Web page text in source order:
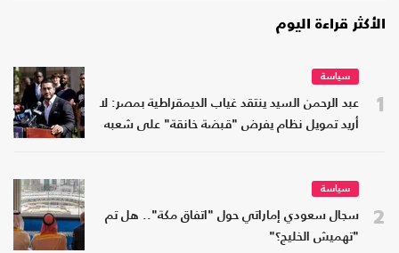
الأكثر قراءة اليوم
1
سياسة
عبد الرحمن السيد ينتقد غياب الديمقراطية بمصر: لا
أريد تمويل نظام يفرض "قبضة خانقة" على شعبه
2
سياسة
سجال سعودي إماراتي حول "اتفاق مكة".. هل تم
"تهميش الخليج؟"